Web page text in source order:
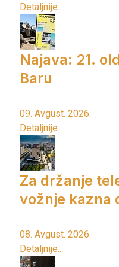
Detaljnije...
Najava: 21.
Baru
09. Avgust. 2026.
Detaljnije...
Za držanje
vožnje kazna
08. Avgust. 2026.
Detaljnije...